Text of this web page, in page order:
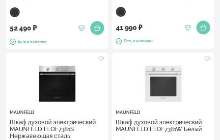
52 490 ₽
Есть в наличии
41 990 ₽
Есть в наличии
MAUNFELD
Шкаф духовой электрический
MAUNFELD FEOF7381S
Нержавеющая сталь
MAUNFELD
Шкаф духовой электрический
MAUNFELD FEOF7381W Белый